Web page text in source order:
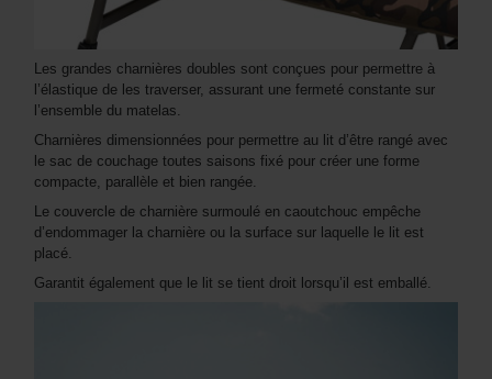
Les grandes charnières doubles sont conçues pour permettre à
l’élastique de les traverser, assurant une fermeté constante sur
l’ensemble du matelas.
Charnières dimensionnées pour permettre au lit d’être rangé avec
le sac de couchage toutes saisons fixé pour créer une forme
compacte, parallèle et bien rangée.
Le couvercle de charnière surmoulé en caoutchouc empêche
d’endommager la charnière ou la surface sur laquelle le lit est
placé.
Garantit également que le lit se tient droit lorsqu’il est emballé.